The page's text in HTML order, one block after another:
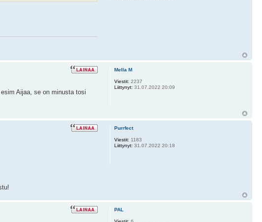
Aijaa, se on minusta tosi
Mella M
Viestit: 2237
Liittynyt: 31.07.2022 20:09
Purrfect
Viestit: 1183
Liittynyt: 31.07.2022 20:18
PAL